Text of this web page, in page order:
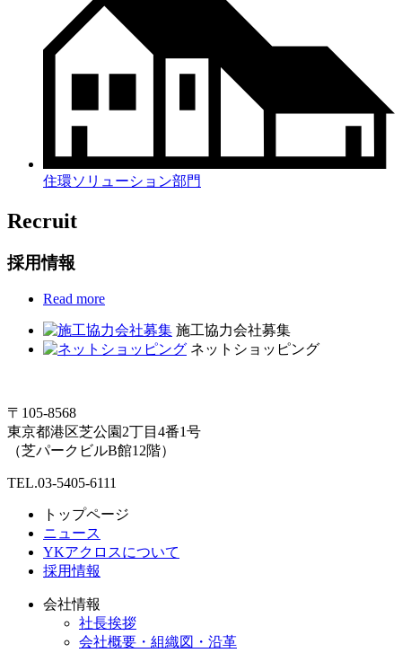
住環ソリューション部門
Recruit
採用情報
Read more
施工協力会社募集
ネットショッピング
〒105-8568
東京都港区芝公園2丁目4番1号
（芝パークビルB館12階）
TEL.03-5405-6111
トップページ
ニュース
YKアクロスについて
採用情報
会社情報
社長挨拶
会社概要・組織図・沿革